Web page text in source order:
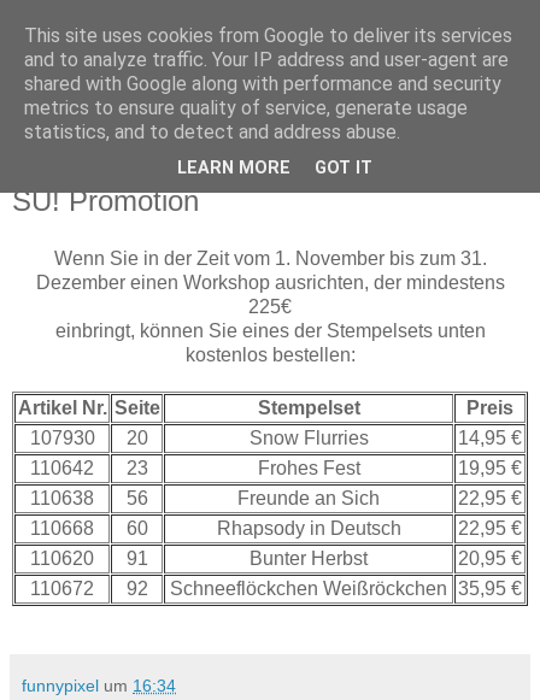
Funny-Pixel
Hier dreht sich alles um und mit Stampin´Up!
Montag, 10. November 2008
SU! Promotion
Wenn Sie in der Zeit vom 1. November bis zum 31.
Dezember einen Workshop ausrichten, der mindestens
225€
einbringt, können Sie eines der Stempelsets unten
kostenlos bestellen:
Artikel Nr. Seite Stempelset
Preis
107930
20 Snow Flurries
14,95 €
110642
23 Frohes Fest
19,95 €
110638
56 Freunde an Sich
22,95 €
110668
60 Rhapsody in Deutsch
22,95 €
110620
91 Bunter Herbst
20,95 €
110672
92 Schneeflöckchen Weißröckchen 35,95 €
funnypixel um 16:34
This site uses cookies from Google to deliver its services
and to analyze traffic. Your IP address and user-agent are
shared with Google along with performance and security
metrics to ensure quality of service, generate usage
statistics, and to detect and address abuse.
LEARN MORE GOT IT